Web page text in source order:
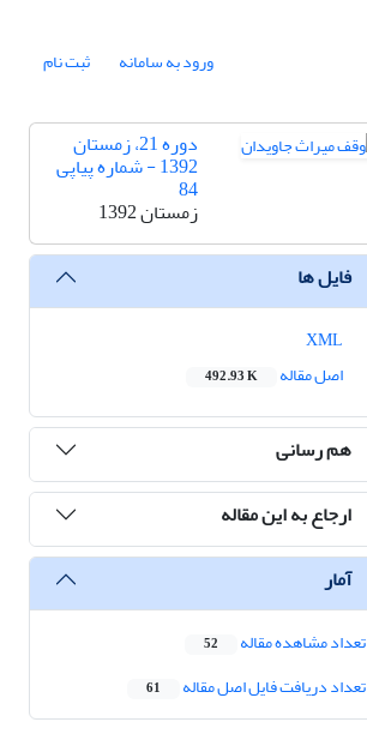
ورود به سامانه ثبت نام
دوره 21، زمستان
1392 - شماره پیاپی
84
زمستان 1392
فایل ها
اصل مقاله
492.93 K
هم رسانی
ارجاع به این مقاله
آمار
تعداد مشاهده مقاله 52
تعداد دریافت فایل اصل مقاله 61